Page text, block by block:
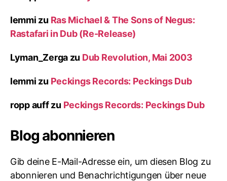
lemmi zu Ras Michael & The Sons of Negus:
Rastafari in Dub (Re-Release)
Lyman_Zerga zu Dub Revolution, Mai 2003
lemmi zu Peckings Records: Peckings Dub
ropp auffzu Peckings Records: Peckings Dub
Blog abonnieren
Gib deine E-Mail-Adresse ein, um diesen Blog zu
abonnieren und Benachrichtigungen über neue